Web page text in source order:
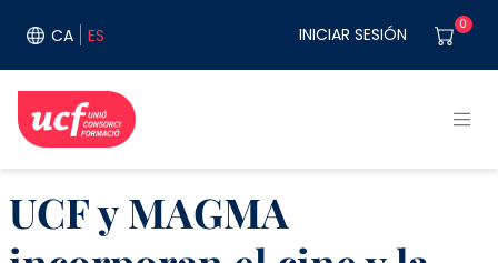
CA ES User
INICIAR SESIÓN 0
UCF y MAGMA